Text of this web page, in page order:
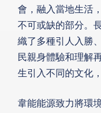
會，融入當地生活
不可或缺的部分。
織了多種引人入勝
民親身體驗和理解
生引入不同的文化
韋能能源致力將環